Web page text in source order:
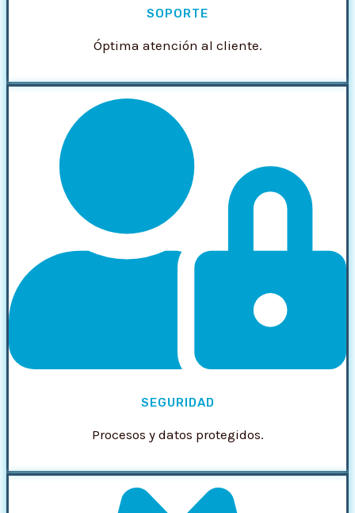
SOPORTE
Óptima atención al cliente.
SEGURIDAD
Procesos y datos protegidos.